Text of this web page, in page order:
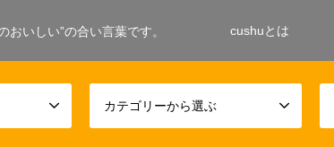
いしい”の合い言葉です。 cushuとは
カテゴリーから選ぶ